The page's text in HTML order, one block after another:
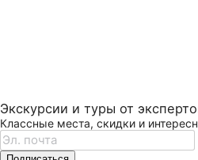
Экскурсии и туры от
Классные места, скидки и